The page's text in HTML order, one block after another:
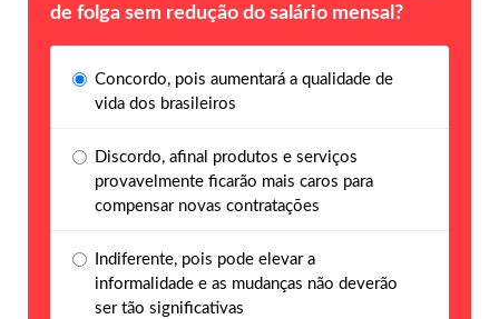
de folga sem redução do salário mensal?
Concordo, pois aumentará a qualidade de
vida dos brasileiros
Discordo, afinal produtos e serviços
provavelmente ficarão mais caros para
compensar novas contratações
Indiferente, pois pode elevar a
informalidade e as mudanças não deverão
ser tão significativas